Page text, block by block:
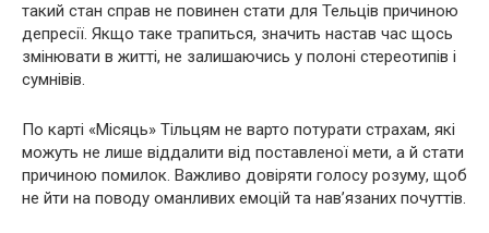
такий стан справ не повинен стати для Тельців причиною
депресії. Якщо таке трапиться, значить настав час щось
змінювати в житті, не залишаючись у полоні стереотипів і
сумнівів.
По карті «Місяць» Тільцям не варто потурати страхам, які
можуть не лише віддалити від поставленої мети, а й стати
причиною помилок. Важливо довіряти голосу розуму, щоб
не йти на поводу оманливих емоцій та нав’язаних почуттів.